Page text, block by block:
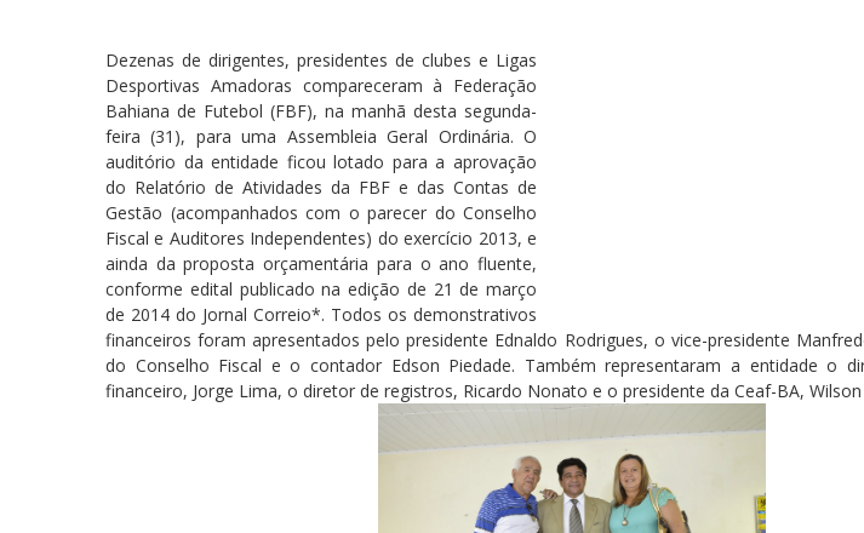
Dezenas de dirigentes, presidentes de clubes e Ligas
Desportivas Amadoras compareceram à Federação
Bahiana de Futebol (FBF), na manhã desta segunda-
feira (31), para uma Assembleia Geral Ordinária. O
auditório da entidade ficou lotado para a aprovação
do Relatório de Atividades da FBF e das Contas de
Gestão (acompanhados com o parecer do Conselho
Fiscal e Auditores Independentes) do exercício 2013, e
ainda da proposta orçamentária para o ano fluente,
conforme edital publicado na edição de 21 de março
de 2014 do Jornal Correio*. Todos os demonstrativos
financeiros foram apresentados pelo presidente Ednaldo Rodrigues, o vice-presidente
do Conselho Fiscal e o contador Edson Piedade. Também representaram a entidade o
financeiro, Jorge Lima, o diretor de registros, Ricardo Nonato e o presidente da Ceaf-BA, Wilson